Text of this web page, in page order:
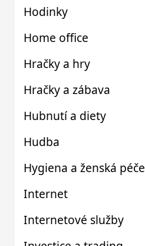
Hodinky
Home office
Hračky a hry
Hračky a zábava
Hubnutí a diety
Hudba
Hygiena a ženská péče
Internet
Internetové služby